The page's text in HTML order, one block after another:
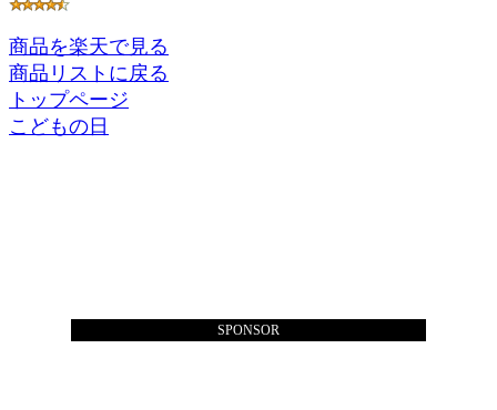
商品を楽天で見る
商品リストに戻る
トップページ
こどもの日
SPONSOR